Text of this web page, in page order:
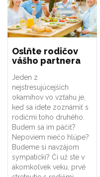
Oslňte rodičov
vášho partnera
Jeden z
nejstresujúcejších
okamihov vo vzťahu je,
keď sa idete zoznámiť s
rodičmi toho druhého.
Budem sa im páčiť?
Nepoviem niečo hlúpe?
Budeme si navzájom
sympatickí? Či už ste v
akomkoľvek veku, prvé